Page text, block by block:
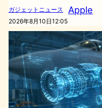
ガジェットニュース Apple
2026年8月10日12:05